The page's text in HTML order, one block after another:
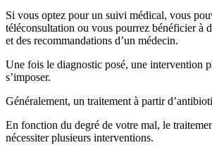
Si vous optez pour un suivi médical, vous
téléconsultation ou vous pourrez bénéficier à
et des recommandations d’un médecin.
Une fois le diagnostic posé, une intervention
s’imposer.
Généralement, un traitement à partir
En fonction du degré de votre mal, le
nécessiter plusieurs interventions.